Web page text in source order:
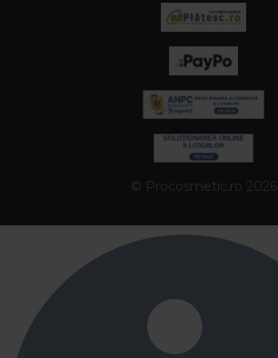
© Procosmetic.ro 2026